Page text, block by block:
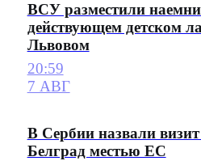
ВСУ разместили
действующем детском
Львовом
20:59
7 АВГ
В Сербии назвали визит
Белград местью ЕС